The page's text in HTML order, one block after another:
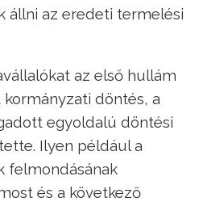
állni az eredeti termelési
az első hullám
döntés, a
egyoldalú döntési
Ilyen például a
felmondásának
és a következő